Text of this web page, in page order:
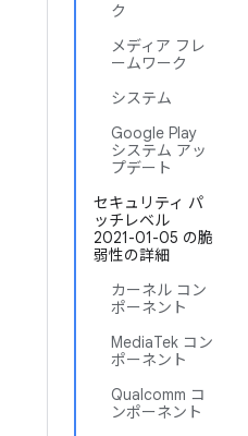
ク
メディア フレ
ームワーク
システム
Google Play
システム アッ
プデート
セキュリティ パ
ッチレベル
2021-01-05 の脆
弱性の詳細
カーネル コン
ポーネント
MediaTek コン
ポーネント
Qualcomm コ
ンポーネント